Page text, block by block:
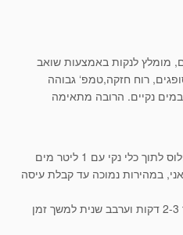
מומלץ לנקות באמצעות שואב
רוח חזקה,טמפ‘ גבוהה
נקיים. הרובה מתאימה
שפוך 5 ק“ג אבקה אולטרהקולור פלוס לתוך כלי נקי עם 1 ליטר מים
במהירות נמוכה עד קבלת עיסה
הנח את העיסה להתייצבות למשך 2-3 דקות וערבב שנית למשך זמן